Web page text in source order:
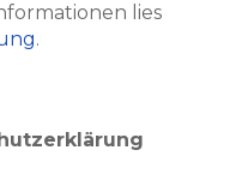
lies
.